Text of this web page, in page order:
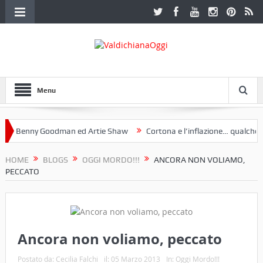
Menu
Goodman ed Artie Shaw Cortona e l’inflazione… qualche
HOME BLOGS OGGI MORDO!!!
ANCORA NON VOLIAMO,
PECCATO
Ancora non voliamo, peccato
Postato da: Cecilia Falchi il: 05 Marzo 2013 In: Oggi Mordo!!!